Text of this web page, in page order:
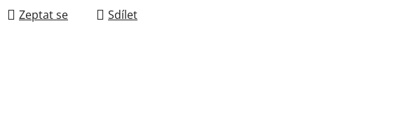
Zeptat se Sdílet